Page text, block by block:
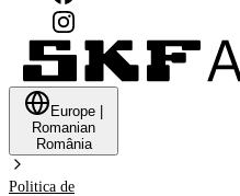
Europe
Romanian
România
Politica de